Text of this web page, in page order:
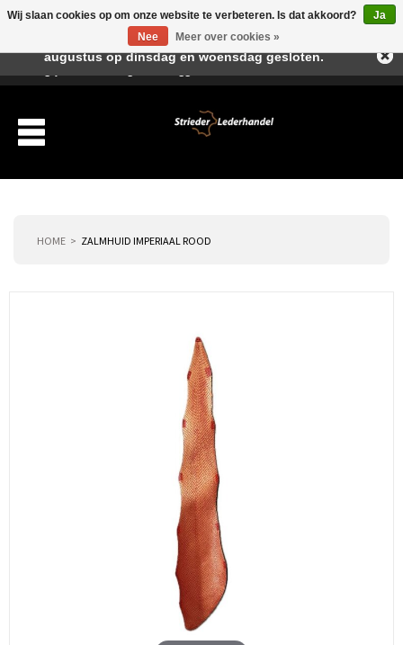
HOME ZALMHUID IMPERIAAL ROOD
Wij slaan cookies op om onze website te verbeteren. Is dat akkoord?
Ja
Nee
Meer over cookies »
Beste klant, I.v.m. de vakantieperiode zijn wij in juli en
augustus op dinsdag en woensdag gesloten.